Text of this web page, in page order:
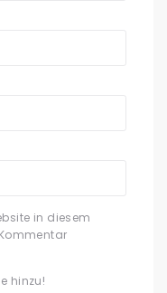
in diesem
hinzu!